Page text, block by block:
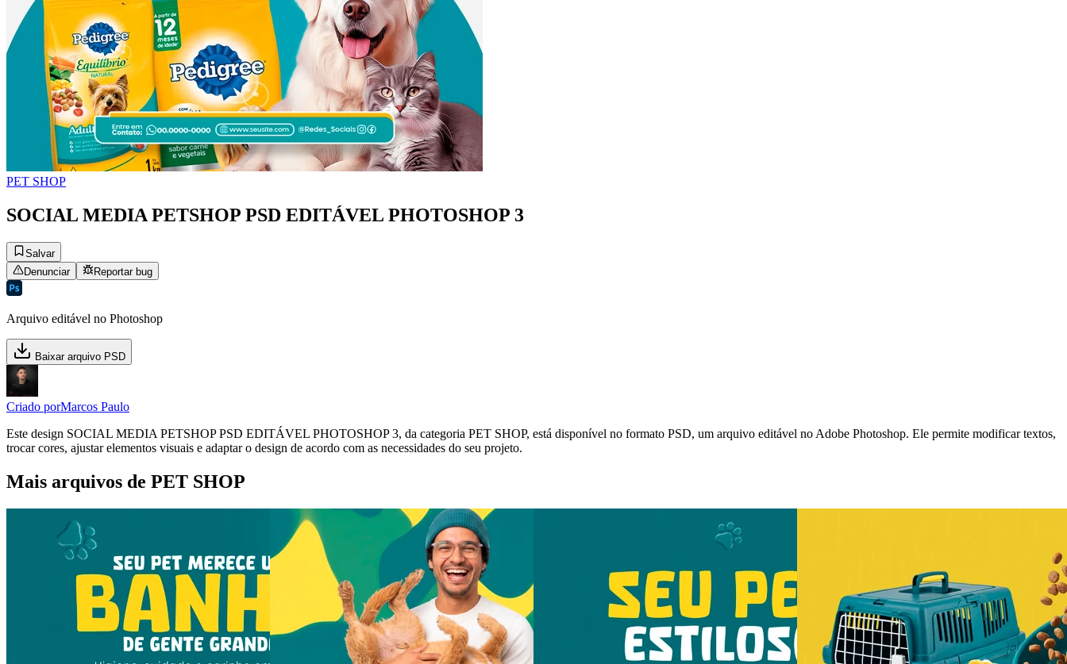
PET SHOP
SOCIAL MEDIA PETSHOP PSD EDITÁVEL PHOTOSHOP 3
Salvar
Denunciar
Reportar bug
Arquivo editável no Photoshop
Baixar arquivo PSD
Criado porMarcos Paulo
Este design SOCIAL MEDIA PETSHOP PSD EDITÁVEL PHOTOSHOP 3, da categoria PET SHOP, está disponível no formato PSD, um arquivo editável no Adobe Photoshop. Ele permite modificar textos,
trocar cores, ajustar elementos visuais e adaptar o design de acordo com as necessidades do seu projeto.
Mais arquivos de PET SHOP